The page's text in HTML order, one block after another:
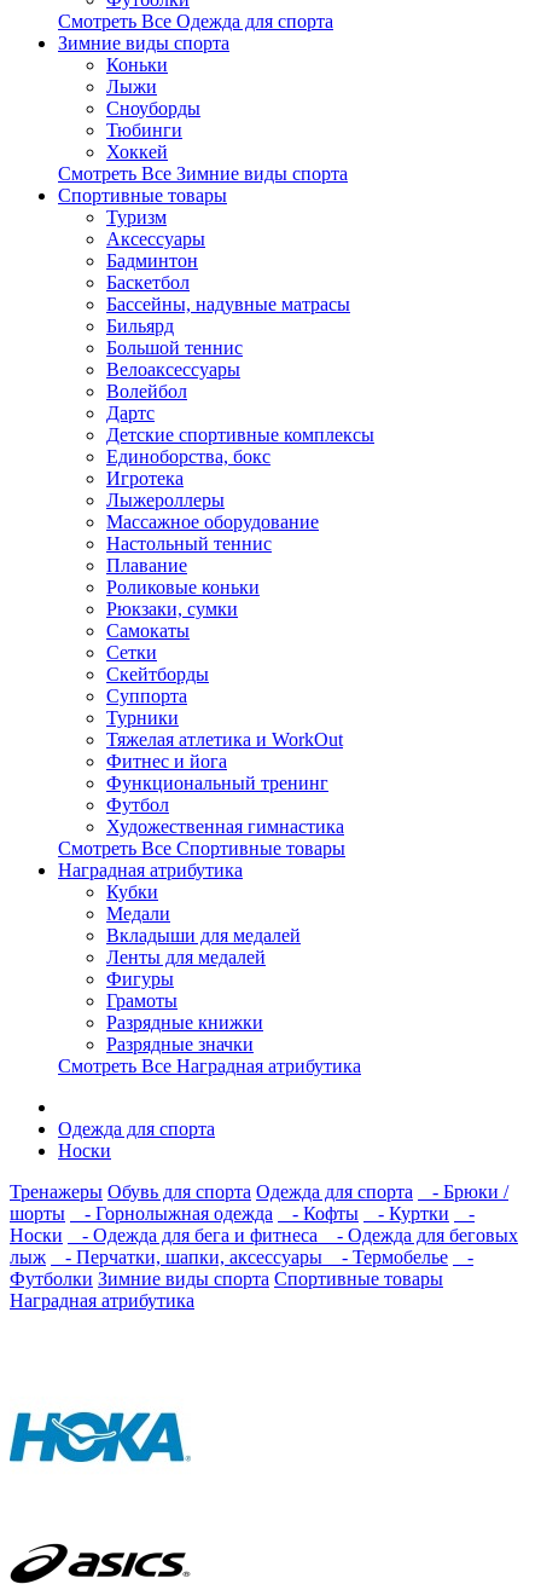
Смотреть Все Одежда для спорта
Зимние виды спорта
Коньки
Лыжи
Сноуборды
Тюбинги
Хоккей
Смотреть Все Зимние виды спорта
Спортивные товары
Туризм
Аксессуары
Бадминтон
Баскетбол
Бассейны, надувные матрасы
Бильярд
Большой теннис
Велоаксессуары
Волейбол
Дартс
Детские спортивные комплексы
Единоборства, бокс
Игротека
Лыжероллеры
Массажное оборудование
Настольный теннис
Плавание
Роликовые коньки
Рюкзаки, сумки
Самокаты
Сетки
Скейтборды
Суппорта
Турники
Тяжелая атлетика и WorkOut
Фитнес и йога
Функциональный тренинг
Футбол
Художественная гимнастика
Смотреть Все Спортивные товары
Наградная атрибутика
Кубки
Медали
Вкладыши для медалей
Ленты для медалей
Фигуры
Грамоты
Разрядные книжки
Разрядные значки
Смотреть Все Наградная атрибутика
Одежда для спорта
Носки
Тренажеры Обувь для спорта Одежда для спорта
- Брюки /
шорты
- Горнолыжная одежда - Кофты - Куртки
-
Носки
- Одежда для бега и фитнеса
- Одежда для беговых
лыж
- Перчатки, шапки, аксессуары - Термобелье
-
Футболки Зимние виды спорта Спортивные товары
Наградная атрибутика